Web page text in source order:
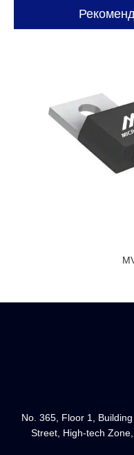
No. 365, Floor 1,
Street, High-tech